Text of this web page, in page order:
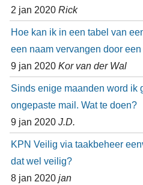
2 jan 2020 Rick
Hoe kan ik in een tabel van
een naam vervangen door
9 jan 2020 Kor van der Wal
Sinds enige maanden word ik
ongepaste mail. Wat te doen?
9 jan 2020 J.D.
KPN Veilig via taakbeheer
dat wel veilig?
8 jan 2020 jan